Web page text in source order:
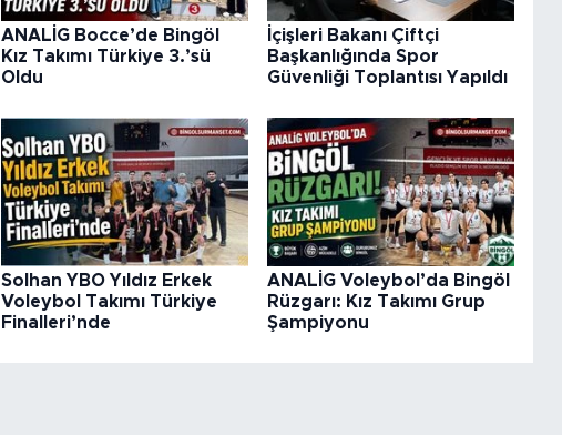
ANALİG Bocce’de Bingöl
Kız Takımı Türkiye 3.’sü
Oldu
İçişleri Bakanı Çiftçi
Başkanlığında Spor
Güvenliği Toplantısı Yapıldı
Solhan YBO Yıldız Erkek
Voleybol Takımı Türkiye
Finalleri’nde
ANALİG Voleybol’da Bingöl
Rüzgarı: Kız Takımı Grup
Şampiyonu